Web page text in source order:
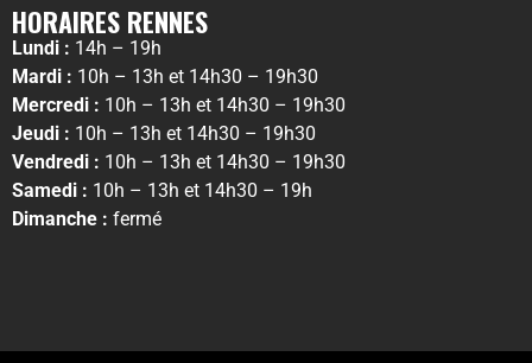
HORAIRES RENNES
Lundi : 14h – 19h
Mardi : 10h – 13h et 14h30 – 19h30
Mercredi : 10h – 13h et 14h30 – 19h30
Jeudi : 10h – 13h et 14h30 – 19h30
Vendredi : 10h – 13h et 14h30 – 19h30
Samedi : 10h – 13h et 14h30 – 19h
Dimanche : fermé